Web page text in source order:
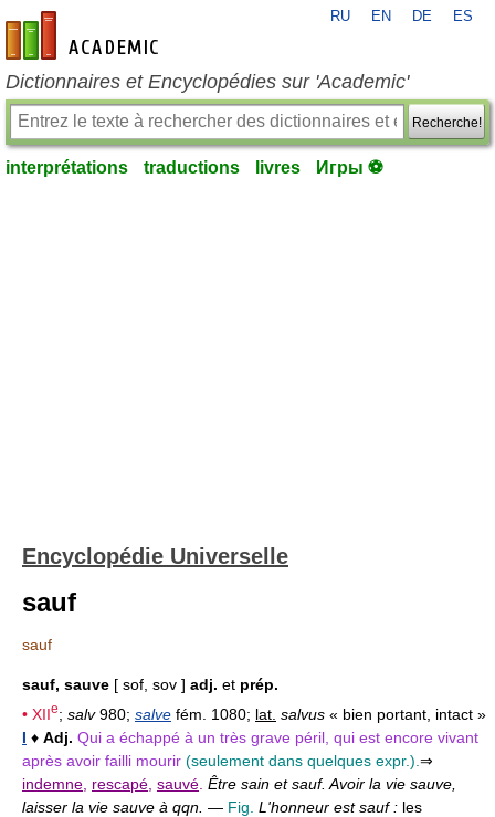
fr-academic.com
RU EN DE ES
Dictionnaires et Encyclopédies sur 'Academic'
Recherche!
interprétations traductions livres Игры ⚽
Encyclopédie Universelle
sauf
sauf
sauf, sauve [ sof, sov ] adj. et prép.
• XIIe; salv980; salve fém. 1080; lat. salvus « bien portant, intact »
I ♦ Adj. Qui a échappé à un très grave péril, qui est encore vivant
après avoir failli mourir (seulement dans quelques expr.). ⇒
indemne rescapé sauvé Être sain et sauf. Avoir la vie sauve,
laisser la vie sauve à qqn. — Fig. L'honneur est sauf : les